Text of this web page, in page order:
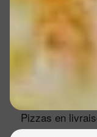
Pizzas en